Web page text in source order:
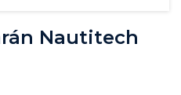
Nautitech